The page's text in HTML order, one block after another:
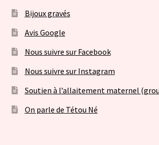
Bijoux gravés
Avis Google
Nous suivre sur Facebook
Nous suivre sur Instagram
Soutien à l’allaitement maternel
On parle de Tétou Né